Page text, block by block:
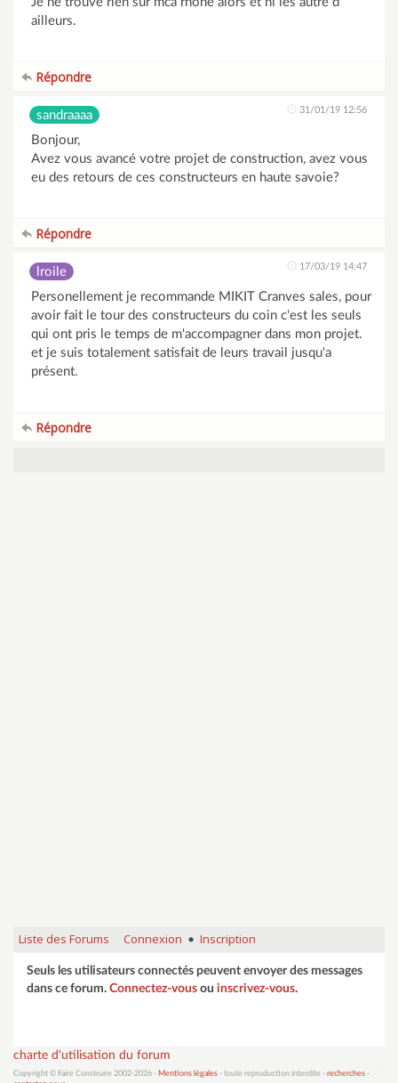
ailleurs.
Répondre
sandraaaa 31/01/19 12:56
Bonjour,
Avez vous avancé votre projet de construction, avez vous
eu des retours de ces constructeurs en haute savoie?
Répondre
lroile 17/03/19 14:47
Personellement je recommande MIKIT Cranves sales, pour
avoir fait le tour des constructeurs du coin c'est les seuls
qui ont pris le temps de m'accompagner dans mon projet.
et je suis totalement satisfait de leurs travail jusqu'a
présent.
Répondre
Liste des Forums Connexion • Inscription
Seuls les utilisateurs connectés peuvent envoyer des messages
dans ce forum. Connectez-vous ou inscrivez-vous.
charte d'utilisation du forum
Copyright © Faire Construire 2002-2026 - Mentions légales - toute reproduction interdite - recherches -